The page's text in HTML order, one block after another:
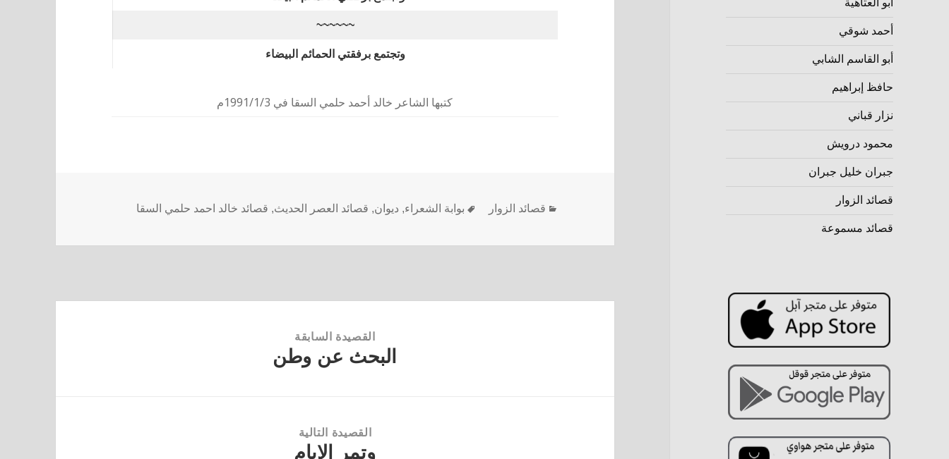
أبو العتاهية
أحمد شوقي
أبو القاسم الشابي
حافظ إبراهيم
نزار قباني
محمود درويش
جبران خليل جبران
قصائد الزوار
قصائد مسموعة
~~~~~~
وتجتمع برفقتي الحمائم البيضاء
كتبها الشاعر خالد أحمد حلمي السقا في 1991/1/3م
قصائد الزوار بوابة الشعراء, ديوان, قصائد العصر الحديث, قصائد خالد احمد حلمي السقا
القصيدة السابقة
البحث عن وطن
القصيدة التالية
وتمر الايام